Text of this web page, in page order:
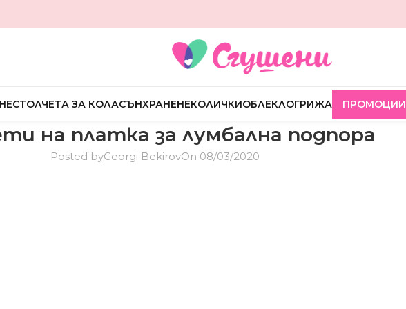
СТОЛЧЕТА ЗА КОЛАСЪНХРАНЕНЕКОЛИЧКИОБЛЕКЛОГРИЖА ПРОМОЦИИ
на платка за лумбална подпора
Posted byGeorgi BekirovOn 08/03/2020